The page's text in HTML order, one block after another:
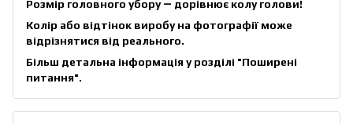
Розмір головного убору ― дорівнює колу голови!
Колір або відтінок виробу на фотографії може
відрізнятися від реального.
Більш детальна інформація у розділі "Поширені
питання".